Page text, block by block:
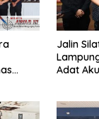
Jalin
Adat